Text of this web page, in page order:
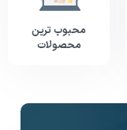
محبوب ترین
محصولات